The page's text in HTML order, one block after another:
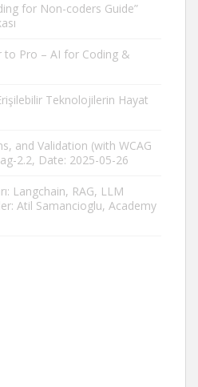
for Non-coders Guide”
to Pro – AI for Coding &
Teknolojilerin Hayat
and Validation (with WCAG
2.2, Date: 2025-05-26
Langchain, RAG, LLM
Atil Samancioglu, Academy